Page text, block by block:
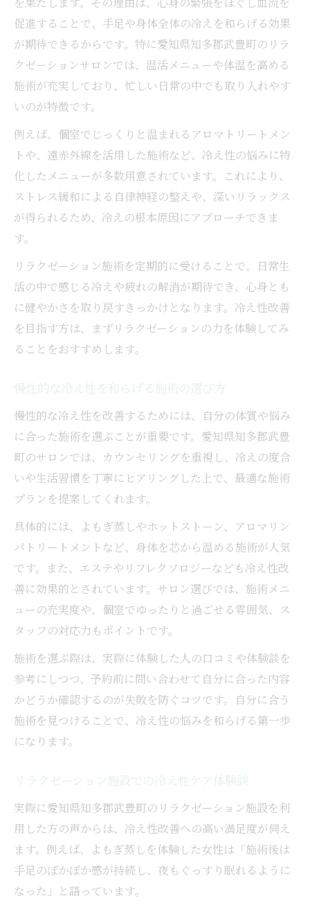
促進することで、手足や身体全体の冷えを和らげる効果
が期待できるからです。特に愛知県知多郡武豊町のリラ
クゼーションサロンでは、温活メニューや体温を高める
施術が充実しており、忙しい日常の中でも取り入れやす
いのが特徴です。
例えば、個室でじっくりと温まれるアロマトリートメン
トや、遠赤外線を活用した施術など、冷え性の悩みに特
化したメニューが多数用意されています。これにより、
ストレス緩和による自律神経の整えや、深いリラックス
が得られるため、冷えの根本原因にアプローチできま
す。
リラクゼーション施術を定期的に受けることで、日常生
活の中で感じる冷えや疲れの解消が期待でき、心身とも
に健やかさを取り戻すきっかけとなります。冷え性改善
を目指す方は、まずリラクゼーションの力を体験してみ
ることをおすすめします。
慢性的な冷え性を和らげる施術の選び方
慢性的な冷え性を改善するためには、自分の体質や悩み
に合った施術を選ぶことが重要です。愛知県知多郡武豊
町のサロンでは、カウンセリングを重視し、冷えの度合
いや生活習慣を丁寧にヒアリングした上で、最適な施術
プランを提案してくれます。
具体的には、よもぎ蒸しやホットストーン、アロマリン
パトリートメントなど、身体を芯から温める施術が人気
です。また、エステやリフレクソロジーなども冷え性改
善に効果的とされています。サロン選びでは、施術メニ
ューの充実度や、個室でゆったりと過ごせる雰囲気、ス
タッフの対応力もポイントです。
施術を選ぶ際は、実際に体験した人の口コミや体験談を
参考にしつつ、予約前に問い合わせて自分に合った内容
かどうか確認するのが失敗を防ぐコツです。自分に合う
施術を見つけることで、冷え性の悩みを和らげる第一歩
になります。
リラクゼーション施設での冷え性ケア体験談
実際に愛知県知多郡武豊町のリラクゼーション施設を利
用した方の声からは、冷え性改善への高い満足度が伺え
ます。例えば、よもぎ蒸しを体験した女性は「施術後は
手足のぽかぽか感が持続し、夜もぐっすり眠れるように
なった」と語っています。